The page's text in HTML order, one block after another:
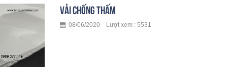
VẢI CHỐNG THẤM
08/06/2020 Lượt xem : 5531